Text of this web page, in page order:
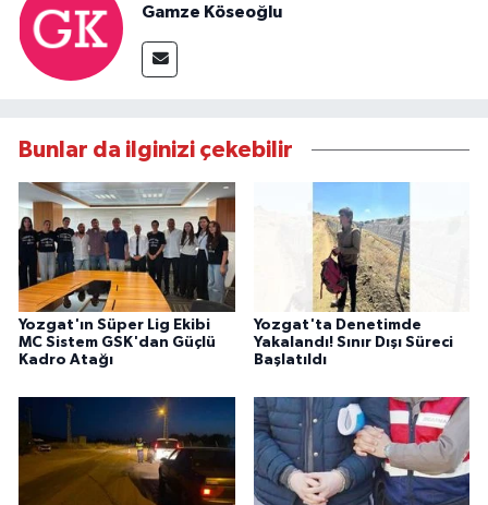
Gamze Köseoğlu
Bunlar da ilginizi çekebilir
Yozgat'ın Süper Lig Ekibi
MC Sistem GSK'dan Güçlü
Kadro Atağı
Yozgat'ta Denetimde
Yakalandı! Sınır Dışı Süreci
Başlatıldı